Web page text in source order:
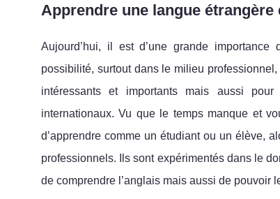
Apprendre une langue
Aujourd’hui, il est d’une grande
possibilité, surtout dans le milieu
intéressants et importants mais aussi
internationaux. Vu que le temps manque et
d’apprendre comme un étudiant ou un élève,
professionnels. Ils sont expérimentés dans le
de comprendre l’anglais mais aussi de pouvoir